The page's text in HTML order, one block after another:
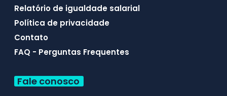
Relatório de igualdade salarial
Política de privacidade
Contato
FAQ - Perguntas Frequentes
Fale conosco